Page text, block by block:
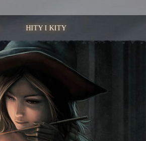
HITY I KITY